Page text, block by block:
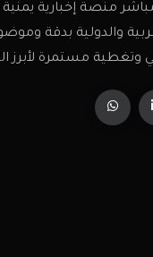
منصة إخبارية
والدولية بدقة
مستمرة لأبرز